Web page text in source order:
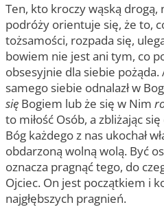
Ten, kto kroczy wąską drogą,
podróży orientuje się, że to,
tożsamości, rozpada się,
bowiem nie jest ani tym, co
obsesyjnie dla siebie
samego siebie odnalazł w
się Bogiem lub że się w Nim
to miłość Osób, a zbliżając
Bóg każdego z nas ukochał
obdarzoną wolną wolą. Być
oznacza pragnąć tego, do
Ojciec. On jest początkiem i
najgłębszych pragnień.